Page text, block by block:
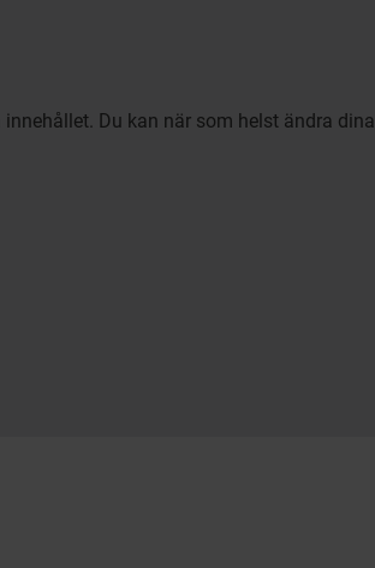
Du kan när som helst ändra dina